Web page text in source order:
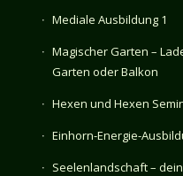
Mediale Ausbildung 1
Magischer Garten –
Garten oder Balkon
Hexen und Hexen
Einhorn-Energie-
Seelenlandschaft –